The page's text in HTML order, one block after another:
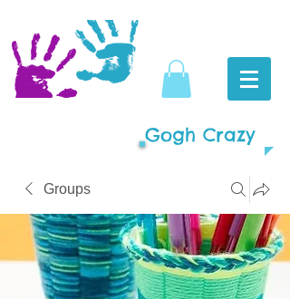
Gogh Crazy
Groups